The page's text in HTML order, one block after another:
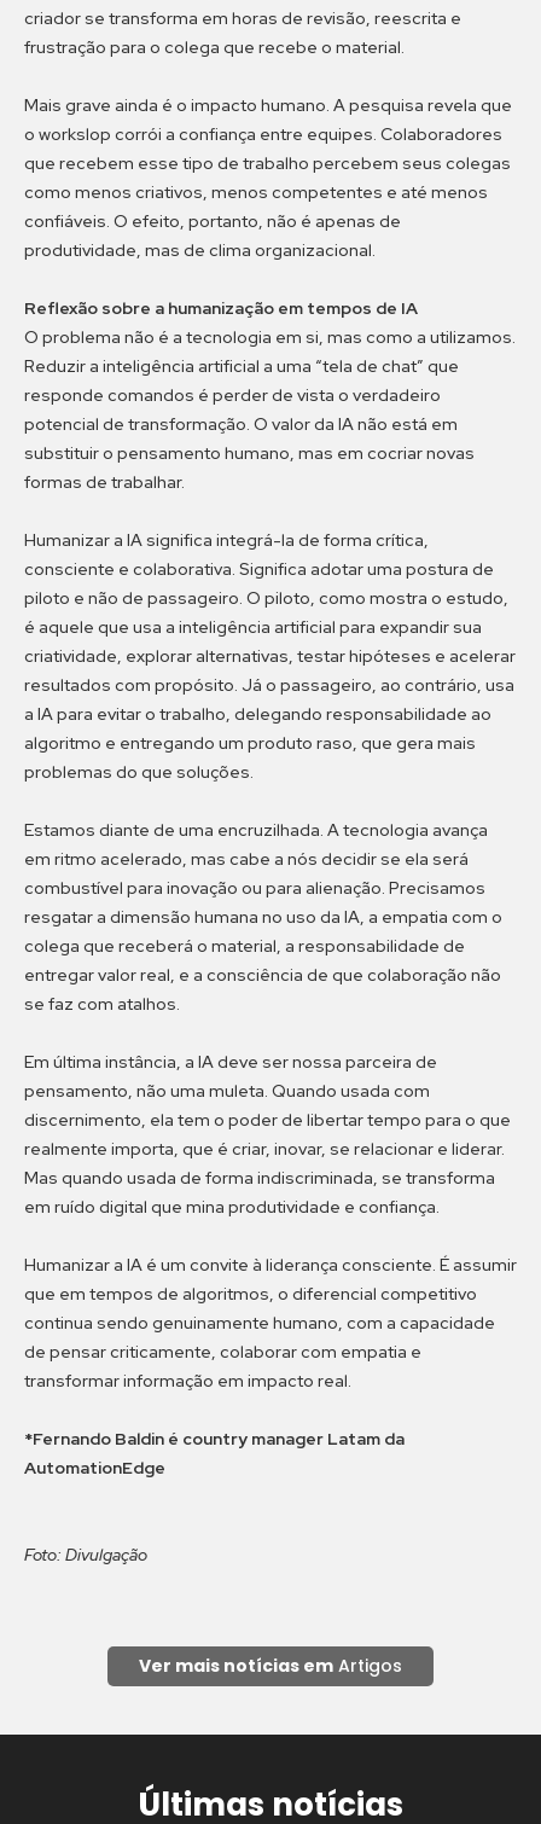
criador se transforma em horas de revisão, reescrita e
frustração para o colega que recebe o material.
Mais grave ainda é o impacto humano. A pesquisa revela que
o workslop corrói a confiança entre equipes. Colaboradores
que recebem esse tipo de trabalho percebem seus colegas
como menos criativos, menos competentes e até menos
confiáveis. O efeito, portanto, não é apenas de
produtividade, mas de clima organizacional.
Reflexão sobre a humanização em tempos de IA
O problema não é a tecnologia em si, mas como a utilizamos.
Reduzir a inteligência artificial a uma “tela de chat” que
responde comandos é perder de vista o verdadeiro
potencial de transformação. O valor da IA não está em
substituir o pensamento humano, mas em cocriar novas
formas de trabalhar.
Humanizar a IA significa integrá-la de forma crítica,
consciente e colaborativa. Significa adotar uma postura de
piloto e não de passageiro. O piloto, como mostra o estudo,
é aquele que usa a inteligência artificial para expandir sua
criatividade, explorar alternativas, testar hipóteses e acelerar
resultados com propósito. Já o passageiro, ao contrário, usa
a IA para evitar o trabalho, delegando responsabilidade ao
algoritmo e entregando um produto raso, que gera mais
problemas do que soluções.
Estamos diante de uma encruzilhada. A tecnologia avança
em ritmo acelerado, mas cabe a nós decidir se ela será
combustível para inovação ou para alienação. Precisamos
resgatar a dimensão humana no uso da IA, a empatia com o
colega que receberá o material, a responsabilidade de
entregar valor real, e a consciência de que colaboração não
se faz com atalhos.
Em última instância, a IA deve ser nossa parceira de
pensamento, não uma muleta. Quando usada com
discernimento, ela tem o poder de libertar tempo para o que
realmente importa, que é criar, inovar, se relacionar e liderar.
Mas quando usada de forma indiscriminada, se transforma
em ruído digital que mina produtividade e confiança.
Humanizar a IA é um convite à liderança consciente. É assumir
que em tempos de algoritmos, o diferencial competitivo
continua sendo genuinamente humano, com a capacidade
de pensar criticamente, colaborar com empatia e
transformar informação em impacto real.
*Fernando Baldin é country manager Latam da
AutomationEdge
Foto: Divulgação
Ver mais notícias em Artigos
Últimas notícias